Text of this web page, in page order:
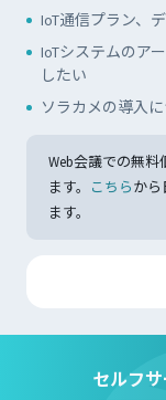
IoT通信プラン、
IoTシステムのア
したい
ソラカメの導入
Web会議での無
ます。
こちらから
ます。
セルフ